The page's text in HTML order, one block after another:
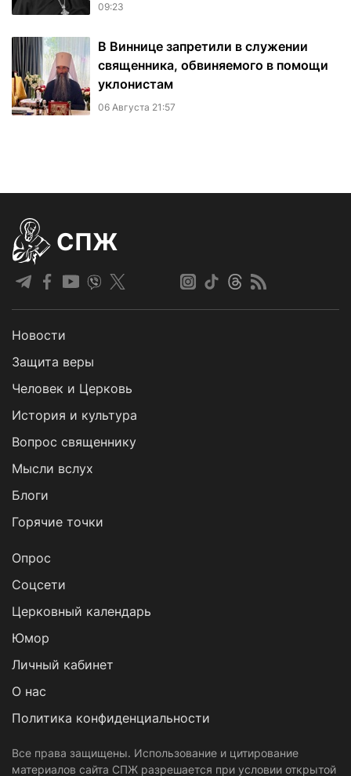
09:23
В Виннице запретили в служении
священника, обвиняемого в помощи
уклонистам
06 Августа 21:57
СПЖ
Новости
Защита веры
Человек и Церковь
История и культура
Вопрос священнику
Мысли вслух
Блоги
Горячие точки
Опрос
Cоцсети
Церковный календарь
Юмор
Личный кабинет
О нас
Политика конфиденциальности
Все права защищены. Использование и цитирование
материалов сайта СПЖ разрешается при условии открытой